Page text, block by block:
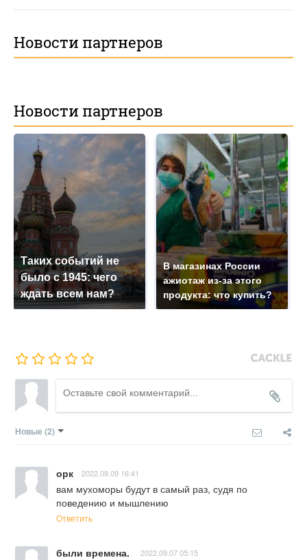
Новости партнеров
Новости партнеров
Таких событий не
было с 1945: чего
ждать всем нам?
В магазинах России
ажиотаж из-за этого
продукта: что купить?
Новые (2)
орк 2022.09.09 16:41
вам мухоморы будут в самый раз, судя по
поведению и мышлению
Ответить
были времена. 2022.09.07 05:15